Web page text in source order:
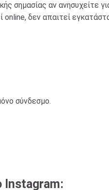
σημασίας αν ανησυχείτε
δεν απαιτεί
σύνδεσμο.
Instagram: